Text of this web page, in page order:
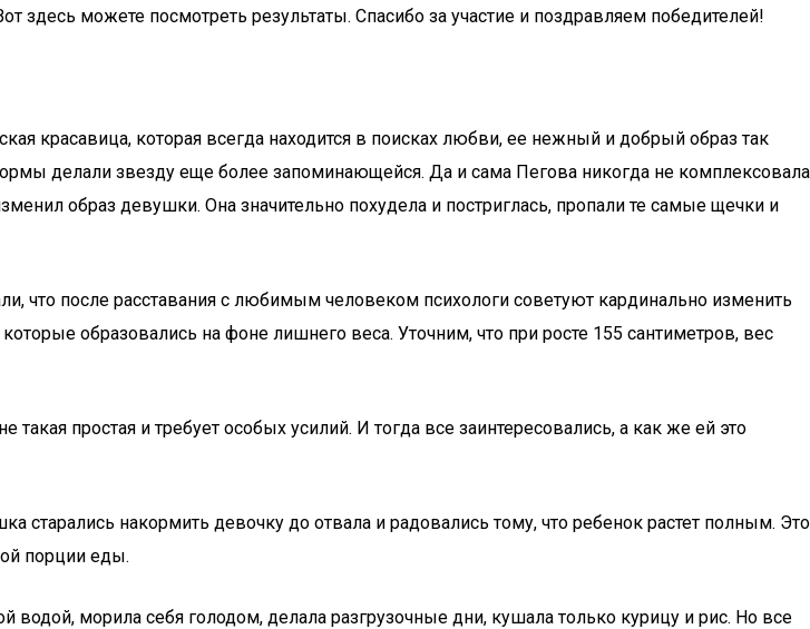
здесь можете посмотреть результаты. Спасибо за участие и поздравляем победителей!
красавица, которая всегда находится в поисках любви, ее нежный и добрый образ так
делали звезду еще более запоминающейся. Да и сама Пегова никогда не комплексовала
образ девушки. Она значительно похудела и постриглась, пропали те самые щечки и
что после расставания с любимым человеком психологи советуют кардинально изменить
образовались на фоне лишнего веса. Уточним, что при росте 155 сантиметров, вес
простая и требует особых усилий. И тогда все заинтересовались, а как же ей это
старались накормить девочку до отвала и радовались тому, что ребенок растет полным. Это
порции еды.
водой, морила себя голодом, делала разгрузочные дни, кушала только курицу и рис. Но все